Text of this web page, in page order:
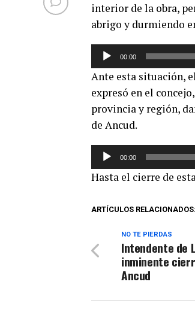
interior de la obra,
abrigo y durmiendo
Reproductor
audio
00:00
Ante esta situación,
expresó en el
provincia y región,
de Ancud.
Reproductor
audio
00:00
Hasta el cierre de
ARTÍCULOS RELACIONADOS:
NO TE PIERDAS
Intendente de
inminente
Ancud